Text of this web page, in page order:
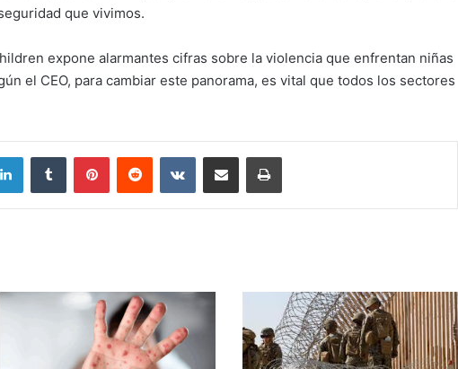
que vivimos.
expone alarmantes cifras sobre la violencia que enfrentan niñas
el CEO, para cambiar este panorama, es vital que todos los sectores
LinkedInTumblr PinterestReddit VKontakteShare via Email Print